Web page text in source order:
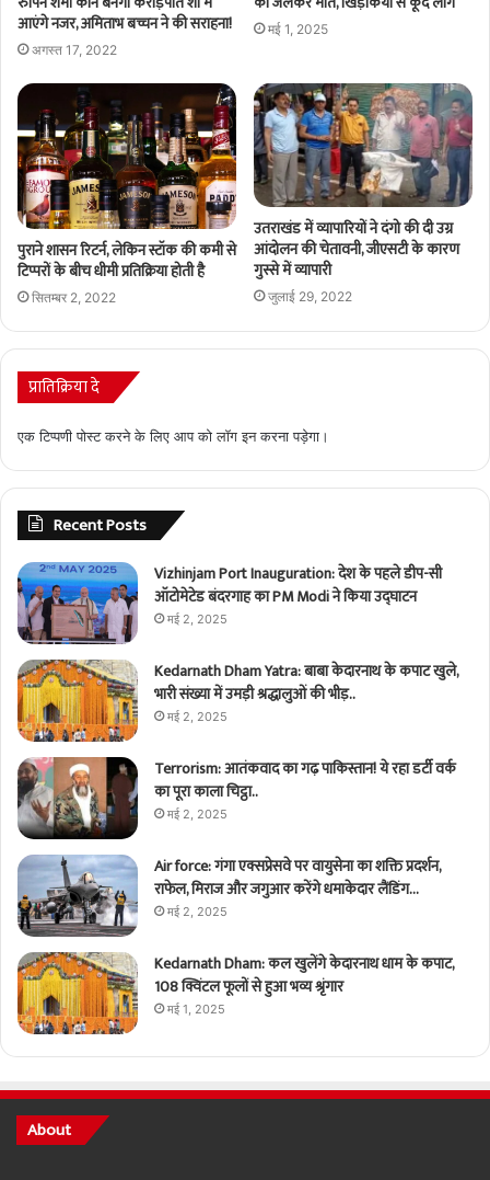
आएंगे नजर, अमिताभ बच्चन ने की सराहना!
अगस्त 17, 2022
मई 1, 2025
पुराने शासन रिटर्न, लेकिन स्टॉक की कमी से
टिप्परों के बीच धीमी प्रतिक्रिया होती है
सितम्बर 2, 2022
उतराखंड में व्यापारियों ने दंगो की दी उग्र
आंदोलन की चेतावनी, जीएसटी के कारण
गुस्से में व्यापारी
जुलाई 29, 2022
प्रातिक्रिया दे
एक टिप्पणी पोस्ट करने के लिए आप कोलॉग इनकरना पड़ेगा।
Recent Posts
Vizhinjam Port Inauguration: देश के पहले डीप-सी
ऑटोमेटेड बंदरगाह का PM Modi ने किया उद्घाटन
मई 2, 2025
Kedarnath Dham Yatra: बाबा केदारनाथ के कपाट खुले,
भारी संख्या में उमड़ी श्रद्धालुओं की भीड़..
मई 2, 2025
Terrorism: आतंकवाद का गढ़ पाकिस्तान! ये रहा डर्टी वर्क
का पूरा काला चिट्ठा..
मई 2, 2025
Air force: गंगा एक्सप्रेसवे पर वायुसेना का शक्ति प्रदर्शन,
राफेल, मिराज और जगुआर करेंगे धमाकेदार लैंडिंग…
मई 2, 2025
Kedarnath Dham: कल खुलेंगे केदारनाथ धाम के कपाट,
108 क्विंटल फूलों से हुआ भव्य श्रृंगार
मई 1, 2025
About